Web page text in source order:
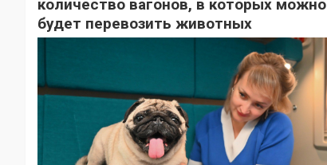
количество вагонов, в которых можно
будет перевозить животных